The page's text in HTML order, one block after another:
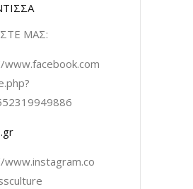
ΜΑΣ: